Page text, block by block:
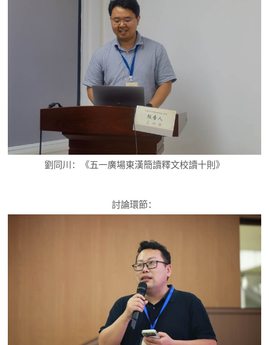
劉同川：《五一廣場東漢簡讀釋文校讀十則》
討論環節：